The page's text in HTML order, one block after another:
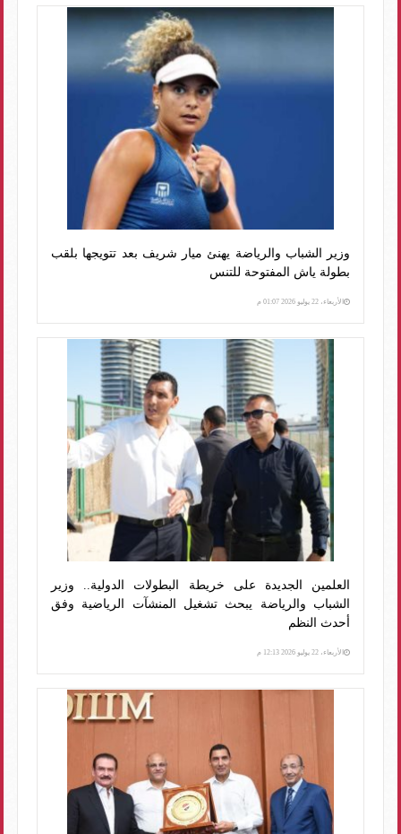
وزير الشباب والرياضة يهنئ ميار شريف بعد تتويجها بلقب
بطولة ياش المفتوحة للتنس
الأربعاء، 22 يوليو 2026 01:07 م
العلمين الجديدة على خريطة البطولات الدولية.. وزير
الشباب والرياضة يبحث تشغيل المنشآت الرياضية وفق
أحدث النظم
الأربعاء، 22 يوليو 2026 12:13 م